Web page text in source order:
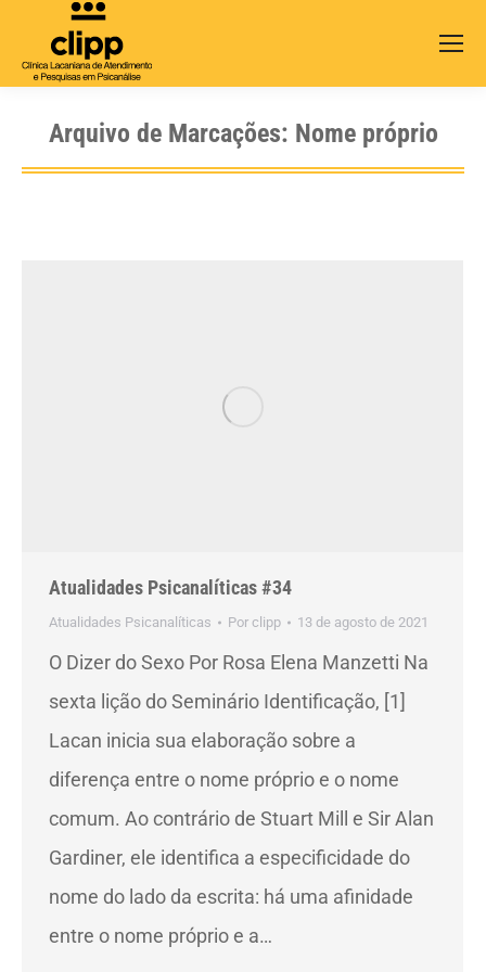
Arquivo de Marcações: Nome próprio
Atualidades Psicanalíticas #34
Atualidades Psicanalíticas Por clipp 13 de agosto de 2021
O Dizer do Sexo Por Rosa Elena Manzetti Na
sexta lição do Seminário Identificação, [1]
Lacan inicia sua elaboração sobre a
diferença entre o nome próprio e o nome
comum. Ao contrário de Stuart Mill e Sir Alan
Gardiner, ele identifica a especificidade do
nome do lado da escrita: há uma afinidade
entre o nome próprio e a…